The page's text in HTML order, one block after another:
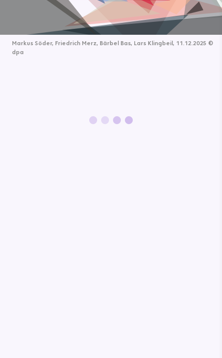
Markus Söder, Friedrich Merz, Bärbel Bas, Lars Klingbeil, 11.12.2025 ©
dpa